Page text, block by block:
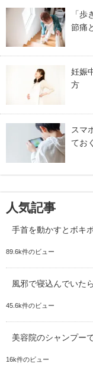
「
節痛
妊娠
方
スマ
てお
人気記事
手首を動かすとボキ
89.6k件のビュー
風邪で寝込んでいた
45.6k件のビュー
美容院のシャンプー
16k件のビュー